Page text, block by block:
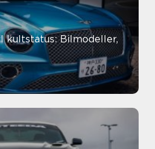
kultstatus: Bilmodeller,